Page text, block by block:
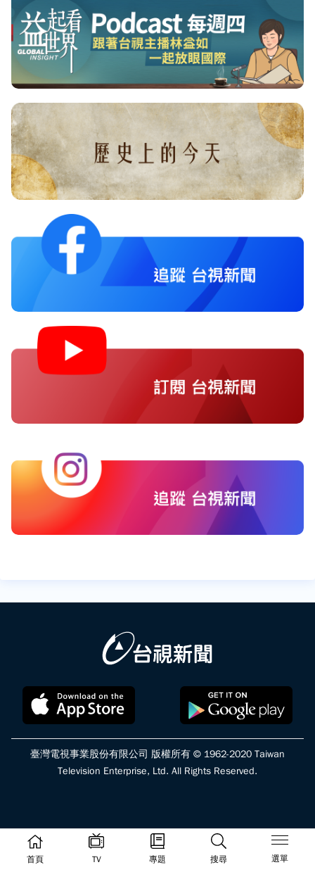
首頁 TV 專題 搜尋 選單
臺灣電視事業股份有限公司 版權所有 © 1962-2020 Taiwan
Television Enterprise, Ltd. All Rights Reserved.